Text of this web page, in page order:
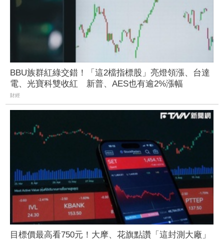
BBU族群紅綠交錯！「這2檔指標股」亮燈領漲、台達
電、光寶科雙收紅 新普、AES也有逾2%漲幅
財經
目標價最高看750元！大摩、花旗點讚「這封測大廠」